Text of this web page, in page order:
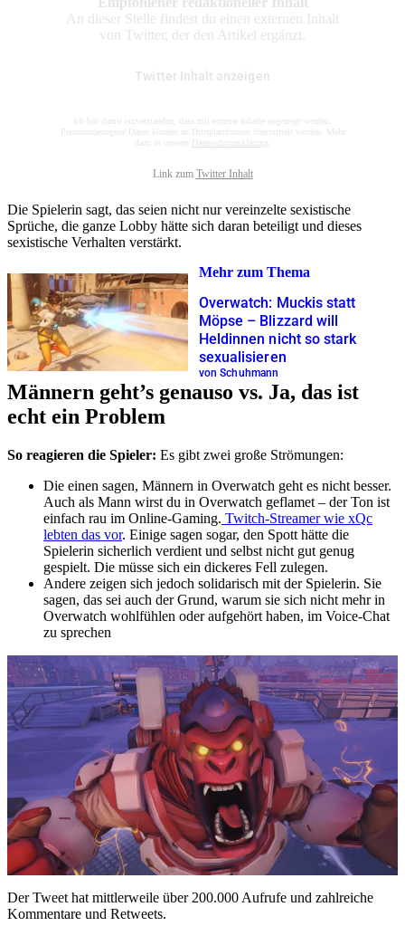
An dieser Stelle findest du einen externen Inhalt
von Twitter, der den Artikel ergänzt.
Twitter Inhalt anzeigen
Ich bin damit einverstanden, dass mir externe Inhalte angezeigt werden.
Personenbezogene Daten können an Drittplattformen übermittelt werden. Mehr
Datenschutzerklärung
Link zum Twitter Inhalt
Die Spielerin sagt, das seien nicht nur vereinzelte sexistische
Sprüche, die ganze Lobby hätte sich daran beteiligt und dieses
sexistische Verhalten verstärkt.
Mehr zum Thema
Overwatch: Muckis statt
Möpse – Blizzard will
Heldinnen nicht so stark
sexualisieren
von Schuhmann
Männern geht’s genauso vs. Ja, das ist
echt ein Problem
So reagieren die Spieler: Es gibt zwei große Strömungen:
Die einen sagen, Männern in Overwatch geht es nicht besser.
Auch als Mann wirst du in Overwatch geflamet – der Ton ist
einfach rau im Online-Gaming. Twitch-Streamer wie xQc
lebten das vor. Einige sagen sogar, den Spott hätte die
Spielerin sicherlich verdient und selbst nicht gut genug
gespielt. Die müsse sich ein dickeres Fell zulegen.
Andere zeigen sich jedoch solidarisch mit der Spielerin. Sie
sagen, das sei auch der Grund, warum sie sich nicht mehr in
Overwatch wohlfühlen oder aufgehört haben, im Voice-Chat
zu sprechen
Der Tweet hat mittlerweile über 200.000 Aufrufe und zahlreiche
Kommentare und Retweets.